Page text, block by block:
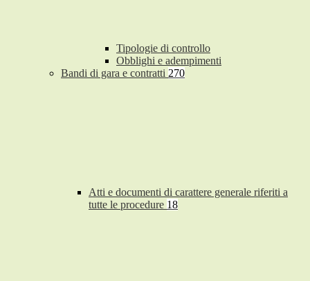
Tipologie di controllo
Obblighi e adempimenti
Bandi di gara e contratti 270
Atti e documenti di carattere generale riferiti a
tutte le procedure 18